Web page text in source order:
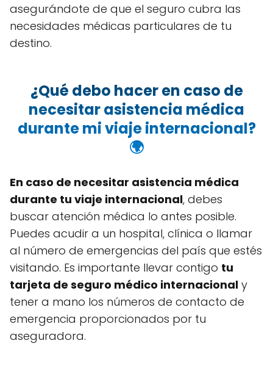
asegurándote de que el seguro cubra las
necesidades médicas particulares de tu
destino.
¿Qué debo hacer en caso de
necesitar asistencia médica
durante mi viaje internacional?
🌍
En caso de necesitar asistencia médica
durante tu viaje internacional, debes
buscar atención médica lo antes posible.
Puedes acudir a un hospital, clínica o llamar
al número de emergencias del país que estés
visitando. Es importante llevar contigo tu
tarjeta de seguro médico internacional y
tener a mano los números de contacto de
emergencia proporcionados por tu
aseguradora.